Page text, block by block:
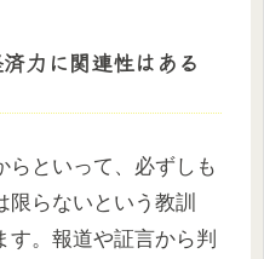
力に関連性はある
らといって、必ずしも
限らないという教訓
す。報道や証言から判